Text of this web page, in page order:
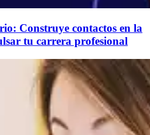
Construye contactos en la
tu carrera profesional